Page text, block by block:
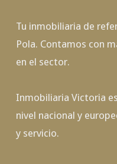
Tu inmobiliaria de
Pola. Contamos con
en el sector.
Inmobiliaria Victoria
nivel nacional y
y servicio.